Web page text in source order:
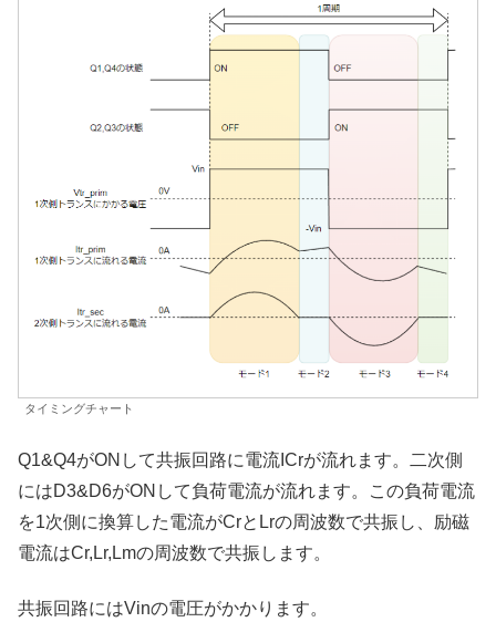
タイミングチャート
Q1&Q4がONして共振回路に電流ICrが流れます。二次側
にはD3&D6がONして負荷電流が流れます。この負荷電流
を1次側に換算した電流がCrとLrの周波数で共振し、励磁
電流はCr,Lr,Lmの周波数で共振します。
共振回路にはVinの電圧がかかります。